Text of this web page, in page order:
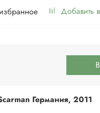
Добавить
Германия, 2011